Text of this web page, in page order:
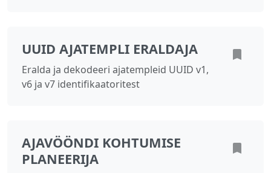
UUID AJATEMPLI ERALDAJA
Eralda ja dekodeeri ajatempleid UUID v1,
v6 ja v7 identifikaatoritest
AJAVÖÖNDI KOHTUMISE
PLANEERIJA